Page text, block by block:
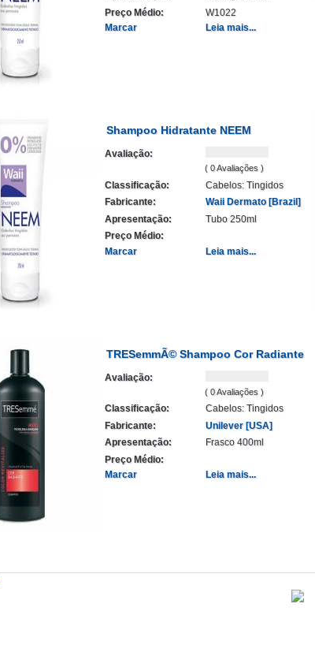
Preço Médio:
W1022
Marcar
Leia mais...
Shampoo Hidratante NEEM
Avaliação:
( 0 Avaliações )
Classificação:
Cabelos: Tingidos
Fabricante:
Waii Dermato [Brazil]
Apresentação:
Tubo 250ml
Preço Médio:
Marcar
Leia mais...
TRESemmÃ© Shampoo Cor Radiante
Avaliação:
( 0 Avaliações )
Classificação:
Cabelos: Tingidos
Fabricante:
Unilever [USA]
Apresentação:
Frasco 400ml
Preço Médio:
Marcar
Leia mais...